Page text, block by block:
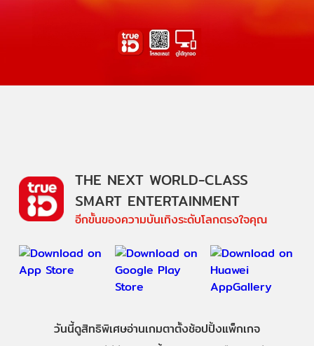
THE NEXT WORLD-CLASS
SMART ENTERTAINMENT
อีกขั้นของความบันเทิงระดับโลกตรงใจคุณ
วันนี้ดูสิทธิพิเศษอ่านเกมตาตั้งช้อปปิ้งแพ็กเกจ